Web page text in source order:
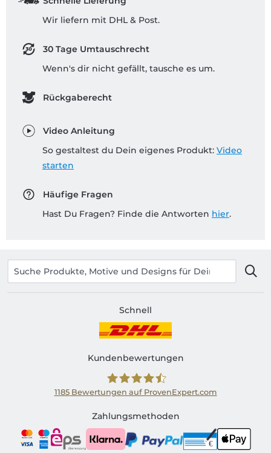
Wir liefern mit DHL & Post.
30 Tage Umtauschrecht
Wenn's dir nicht gefällt, tausche es um.
Rückgaberecht
Video Anleitung
So gestaltest du Dein eigenes Produkt: Video
starten
Häufige Fragen
Hast Du Fragen? Finde die Antworten hier.
Schnell
Kundenbewertungen
Shirtinator AT
1185Bewertungen auf ProvenExpert.com
Zahlungsmethoden